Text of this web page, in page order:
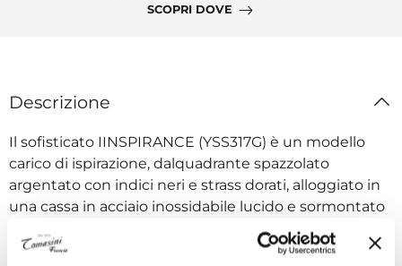
SCOPRI DOVE
Descrizione
Il sofisticato IINSPIRANCE (YSS317G) è un modello
carico di ispirazione, dalquadrante spazzolato
argentato con indici neri e strass dorati, alloggiato in
una cassa in acciaio inossidabile lucido e sormontato
da una lunetta nello stesso materiale. Questo
delicato orologio è completato da un cinturino